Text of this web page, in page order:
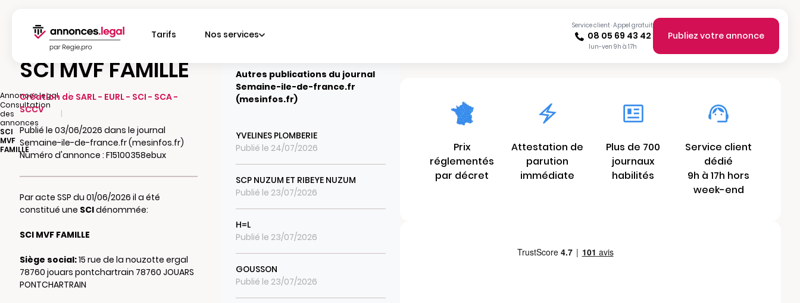
Tarifs Nos services
Service client · Appel gratuit
08 05 69 43 42
lun-ven 9h à 17h
Publiez votre annonce
Annonces.legal
|
Consultation
des
annonces
|
SCI
MVF
FAMILLE
SCI MVF FAMILLE
Création de SARL - EURL - SCI - SCA -
SCCV
Publié le 03/06/2026 dans le journal
Semaine-ile-de-france.fr (mesinfos.fr)
Numéro d'annonce : F15100358ebux
Par acte SSP du 01/06/2026 il a été
constitué une SCIdénommée:
SCI MVF FAMILLE
Siège social:15 rue de la nouzotte ergal
78760 jouars pontchartrain 78760 JOUARS
PONTCHARTRAIN
Autres publications du journal
Semaine-ile-de-france.fr
(mesinfos.fr)
YVELINES PLOMBERIE
Publié le 24/07/2026
SCP NUZUM ET RIBEYE NUZUM
Publié le 23/07/2026
H=L
Publié le 23/07/2026
GOUSSON
Publié le 23/07/2026
Prix
réglementés
par décret
Attestation de
parution
immédiate
Plus de 700
journaux
habilités
Service client
dédié
9h à 17h hors
week-end